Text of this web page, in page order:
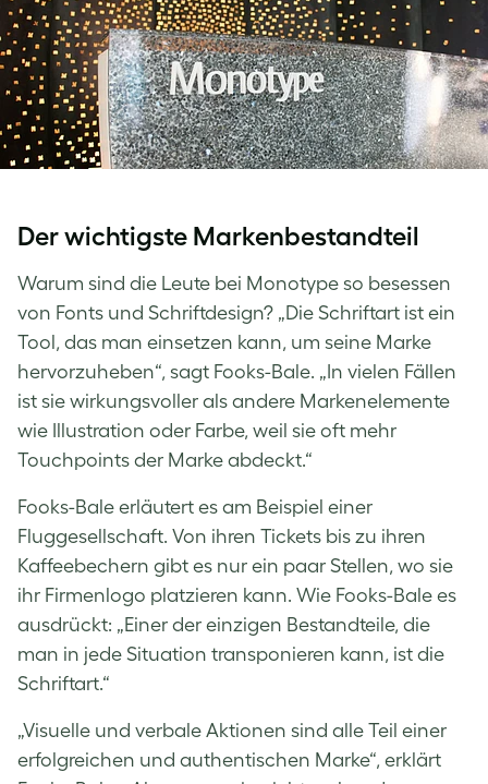
Der wichtigste Markenbestandteil
Warum sind die Leute bei Monotype so besessen
von Fonts und Schriftdesign? „Die Schriftart ist ein
Tool, das man einsetzen kann, um seine Marke
hervorzuheben“, sagt Fooks-Bale. „In vielen Fällen
ist sie wirkungsvoller als andere Markenelemente
wie Illustration oder Farbe, weil sie oft mehr
Touchpoints der Marke abdeckt.“
Fooks-Bale erläutert es am Beispiel einer
Fluggesellschaft. Von ihren Tickets bis zu ihren
Kaffeebechern gibt es nur ein paar Stellen, wo sie
ihr Firmenlogo platzieren kann. Wie Fooks-Bale es
ausdrückt: „Einer der einzigen Bestandteile, die
man in jede Situation transponieren kann, ist die
Schriftart.“
„Visuelle und verbale Aktionen sind alle Teil einer
erfolgreichen und authentischen Marke“, erklärt